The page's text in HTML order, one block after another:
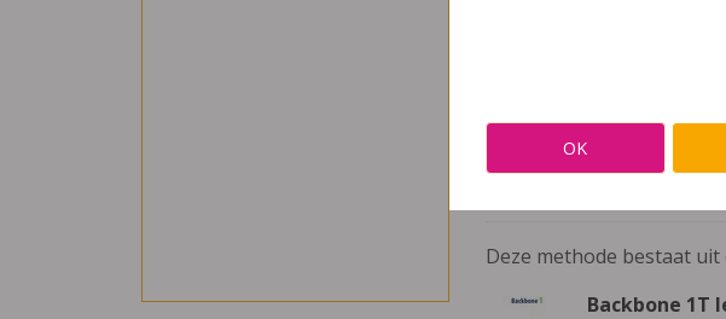
Uitgeverij
Deze methode bestaat
Backbone 1T
OK